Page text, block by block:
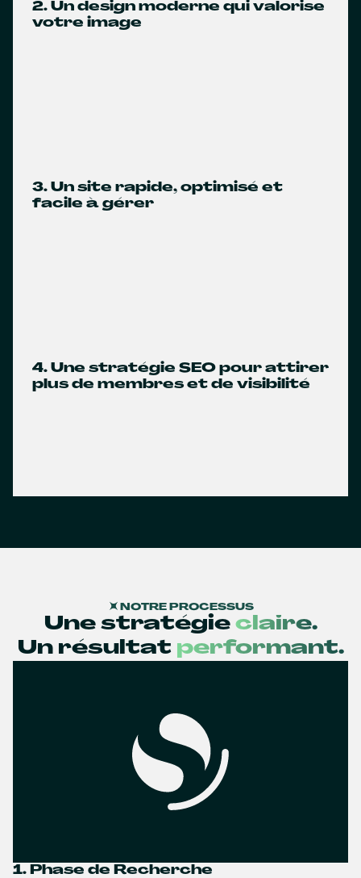
2. Un design moderne qui valorise
votre image
3. Un site rapide, optimisé et
facile à gérer
4. Une stratégie SEO pour attirer
plus de membres et de visibilité
NOTRE PROCESSUS
Une stratégie claire.
Un résultat performant.
1. Phase de Recherche